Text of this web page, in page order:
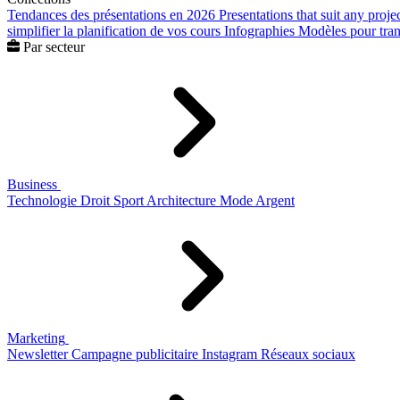
Tendances des présentations en 2026 Presentations that suit any
simplifier la planification de vos cours Infographies Modèles pour
Par secteur
Business
Technologie Droit Sport Architecture Mode Argent
Marketing
Newsletter Campagne publicitaire Instagram Réseaux sociaux